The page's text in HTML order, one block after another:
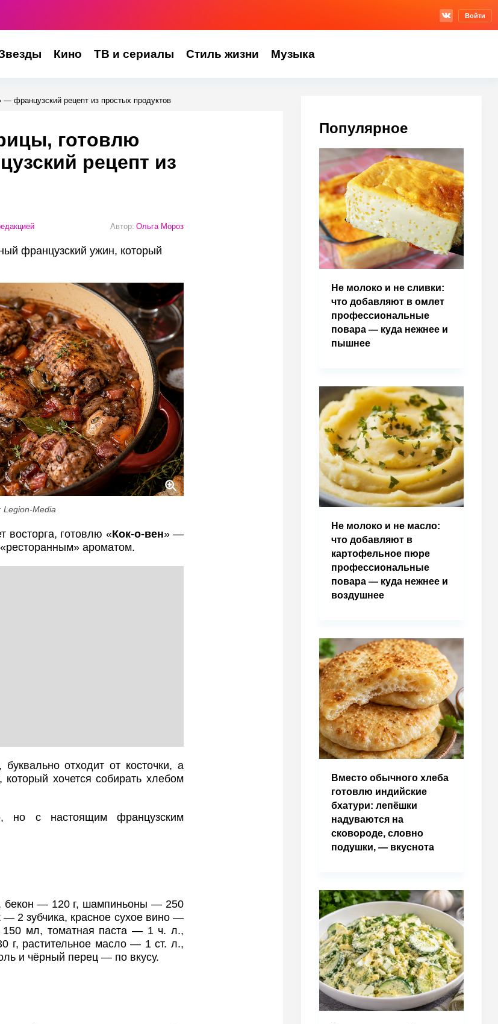
Войти
Кино ТВ и сериалы Стиль жизни Музыка
французский рецепт из простых продуктов
готовлю
рецепт из
Автор: Ольга Мороз
французский ужин, который
Media
восторга, готовлю «Кок-о-вен» —
ароматом.
отходит от косточки, а
хочется собирать хлебом
но с настоящим французским
бекон — 120 г, шампиньоны — 250
2 зубчика, красное сухое вино —
мл, томатная паста — 1 ч. л.,
г, растительное масло — 1 ст. л.,
и чёрный перец — по вкусу.
Популярное
Не молоко и не сливки:
что добавляют в омлет
профессиональные
повара — куда нежнее и
пышнее
Не молоко и не масло:
что добавляют в
картофельное пюре
профессиональные
повара — куда нежнее и
воздушнее
Вместо обычного хлеба
готовлю индийские
бхатури: лепёшки
надуваются на
сковороде, словно
подушки, — вкуснота